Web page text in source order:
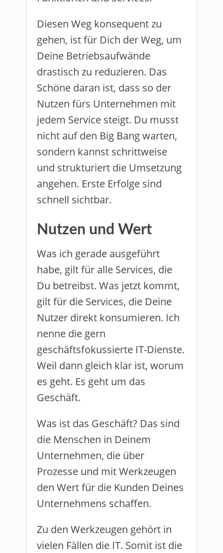
Diesen Weg konsequent zu
gehen, ist für Dich der Weg, um
Deine Betriebsaufwände
drastisch zu reduzieren. Das
Schöne daran ist, dass so der
Nutzen fürs Unternehmen mit
jedem Service steigt. Du musst
nicht auf den Big Bang warten,
sondern kannst schrittweise
und strukturiert die Umsetzung
angehen. Erste Erfolge sind
schnell sichtbar.
Nutzen und Wert
Was ich gerade ausgeführt
habe, gilt für alle Services, die
Du betreibst. Was jetzt kommt,
gilt für die Services, die Deine
Nutzer direkt konsumieren. Ich
nenne die gern
geschäftsfokussierte IT-Dienste.
Weil dann gleich klar ist, worum
es geht. Es geht um das
Geschäft.
Was ist das Geschäft? Das sind
die Menschen in Deinem
Unternehmen, die über
Prozesse und mit Werkzeugen
den Wert für die Kunden Deines
Unternehmens schaffen.
Zu den Werkzeugen gehört in
vielen Fällen die IT. Somit ist die